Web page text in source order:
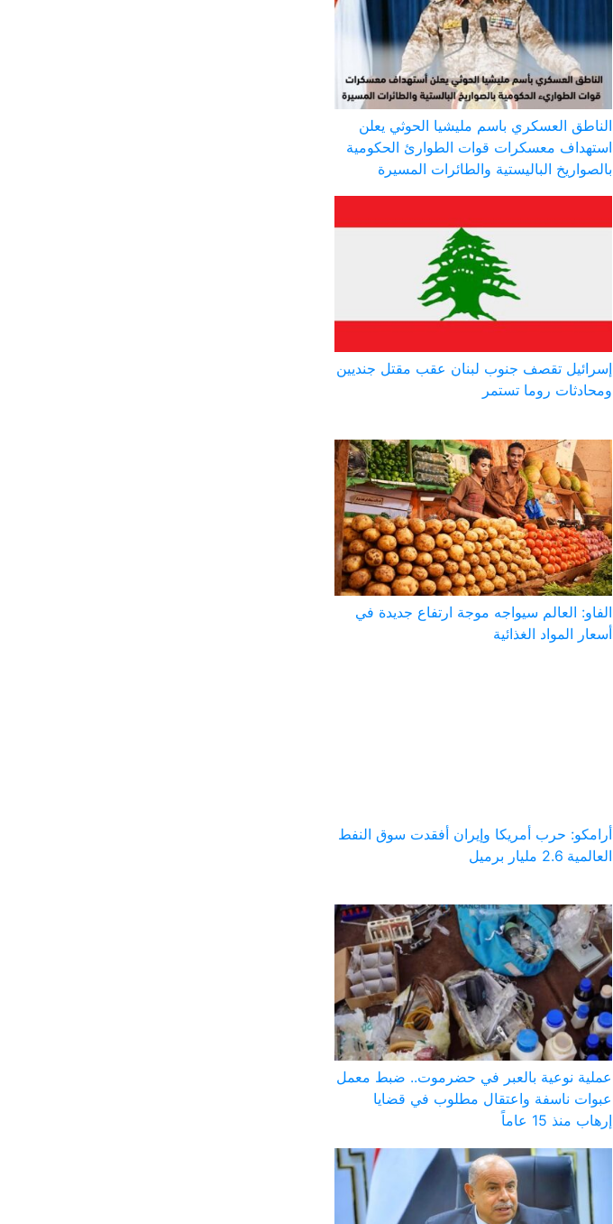
الناطق العسكري باسم مليشيا الحوثي يعلن
استهداف معسكرات قوات الطوارئ الحكومية
بالصواريخ الباليستية والطائرات المسيرة
إسرائيل تقصف جنوب لبنان عقب مقتل جنديين
ومحادثات روما تستمر
الفاو: العالم سيواجه موجة ارتفاع جديدة في
أسعار المواد الغذائية
أرامكو: حرب أمريكا وإيران أفقدت سوق النفط
العالمية 2.6 مليار برميل
عملية نوعية بالعبر في حضرموت.. ضبط معمل
عبوات ناسفة واعتقال مطلوب في قضايا
إرهاب منذ 15 عاماً